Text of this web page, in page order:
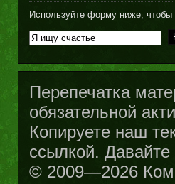
Используйте форму ниже, чтобы
Перепечатка
обязательной
Копируете наш
ссылкой. Давайте
© 2009—2026